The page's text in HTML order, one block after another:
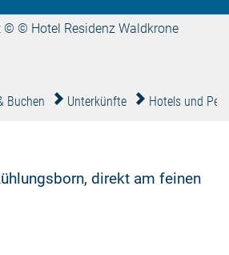
© © Hotel Residenz Waldkrone
Buchen Unterkünfte Hotels und
direkt am feinen